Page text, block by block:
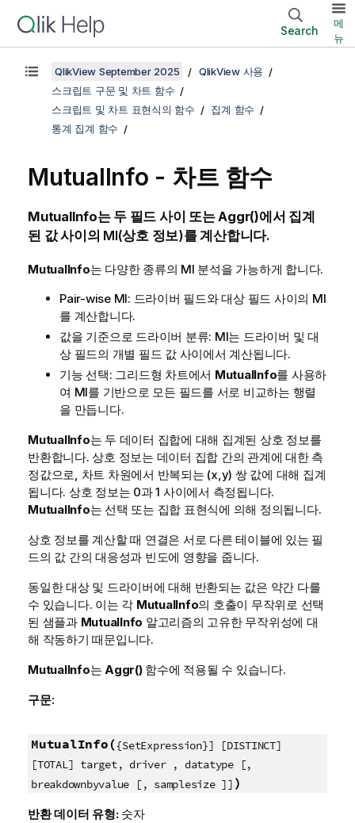
Search
메
뉴
QlikView September 2025
QlikView 사용
스크립트 구문 및 차트 함수
스크립트 및 차트 표현식의 함수
집계 함수
통계 집계 함수
MutualInfo - 차트 함수
MutualInfo는 두 필드 사이 또는Aggr()에서 집계
된 값 사이의 MI(상호 정보)를 계산합니다.
MutualInfo는 다양한 종류의 MI 분석을 가능하게 합니다.
Pair-wise MI: 드라이버 필드와 대상 필드 사이의 MI
를 계산합니다.
값을 기준으로 드라이버 분류: MI는 드라이버 및 대
상 필드의 개별 필드 값 사이에서 계산됩니다.
기능 선택: 그리드형 차트에서 MutualInfo를 사용하
여 MI를 기반으로 모든 필드를 서로 비교하는 행렬
을 만듭니다.
MutualInfo는 두 데이터 집합에 대해 집계된 상호 정보를
반환합니다. 상호 정보는 데이터 집합 간의 관계에 대한 측
정값으로, 차트 차원에서 반복되는 (x,y) 쌍 값에 대해 집계
됩니다. 상호 정보는 0과 1 사이에서 측정됩니다.
MutualInfo는 선택 또는 집합 표현식에 의해 정의됩니다.
상호 정보를 계산할 때 연결은 서로 다른 테이블에 있는 필
드의 값 간의 대응성과 빈도에 영향을 줍니다.
동일한 대상 및 드라이버에 대해 반환되는 값은 약간 다를
수 있습니다. 이는 각 MutualInfo의 호출이 무작위로 선택
된 샘플과 MutualInfo 알고리즘의 고유한 무작위성에 대
해 작동하기 때문입니다.
MutualInfo는 Aggr()함수에 적용될 수 있습니다.
구문:
MutualInfo({SetExpression}] [DISTINCT]
[TOTAL] target, driver , datatype [,
breakdownbyvalue [, samplesize ]] )
반환 데이터 유형: 숫자